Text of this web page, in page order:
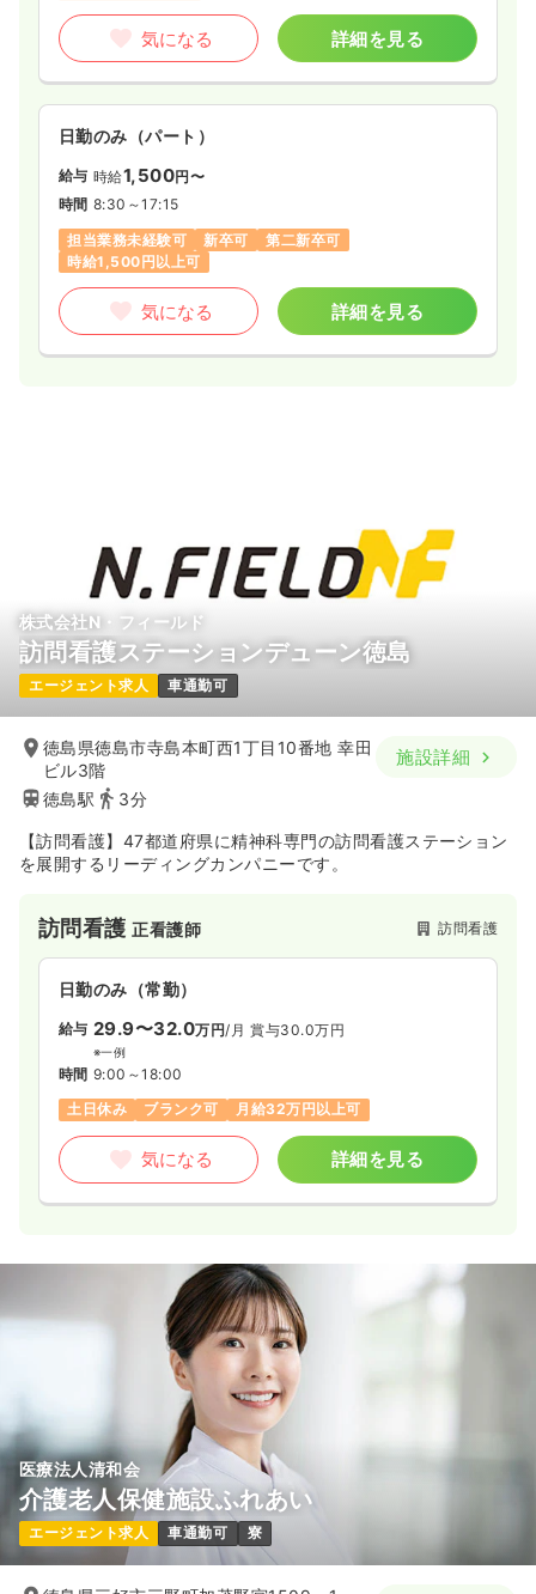
気になる 詳細を見る
日勤のみ（パート）
給与 時給1,500円〜
時間 8:30～17:15
担当業務未経験可
新卒可
第二新卒可
時給1,500円以上可
気になる 詳細を見る
株式会社N・フィールド
訪問看護ステーションデューン徳島
エージェント求人 車通勤可
徳島県徳島市寺島本町西1丁目10番地 幸田
ビル3階
徳島駅
3分
施設詳細
【訪問看護】47都道府県に精神科専門の訪問看護ステーション
を展開するリーディングカンパニーです。
訪問看護正看護師 訪問看護
日勤のみ（常勤）
給与 29.9〜32.0万円/月 賞与30.0万円
※一例
時間 9:00～18:00
土日休み
ブランク可 月給32万円以上可
気になる 詳細を見る
医療法人清和会
介護老人保健施設ふれあい
エージェント求人 車通勤可 寮